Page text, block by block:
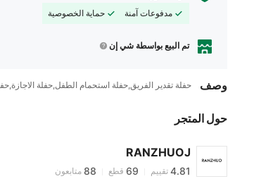
مدفوعات آمنة
حماية الخصوصية
تم البيع بواسطة شي إن
وصف حفلة تقدير الفريق,حفلة استحمام الطفل,حفلة الاجازة,حفلات
حول المتجر
RANZHUOJ
4.81
69
88
4.81
4.81
69
4.81 تقييم 69 قطع 88 متابعون